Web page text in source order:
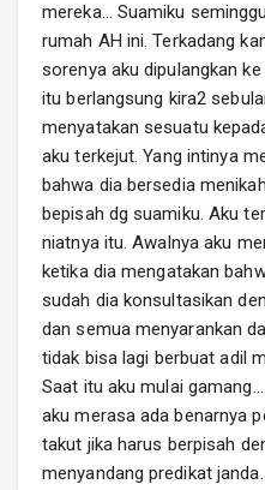
mereka… Suamiku
rumah AH ini. Terkadang
sorenya aku dipulangkan
itu berlangsung kira2
menyatakan sesuatu
aku terkejut. Yang intinya
bahwa dia bersedia
bepisah dg suamiku. Aku
niatnya itu. Awalnya aku
ketika dia mengatakan
sudah dia konsultasikan
dan semua menyarankan
tidak bisa lagi berbuat adil
Saat itu aku mulai
aku merasa ada benarnya
takut jika harus berpisah
menyandang predikat